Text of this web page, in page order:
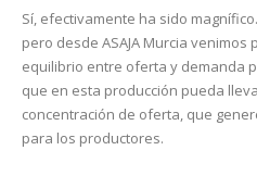
Sí, efectivamente ha sido
pero desde ASAJA Murcia
equilibrio entre oferta y demanda
que en esta producción pueda
concentración de oferta, que
para los productores.